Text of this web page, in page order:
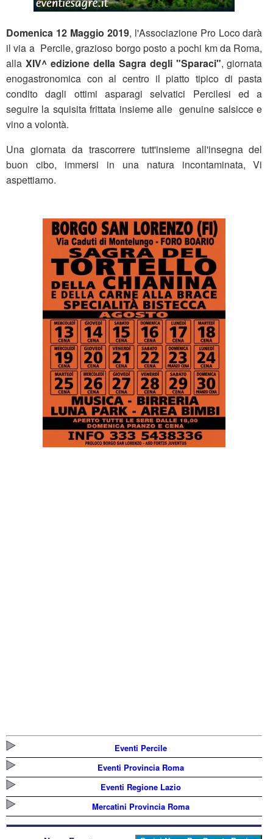
Domenica 12 Maggio 2019, l'Associazione Pro Loco darà
il via a Percile, grazioso borgo posto a pochi km da Roma,
alla XIV^ edizione della Sagra degli "Sparaci", giornata
enogastronomica con al centro il piatto tipico di pasta
condito dagli ottimi asparagi selvatici Percilesi ed a
seguire la squisita frittata insieme alle genuine salsicce e
vino a volontà.
Una giornata da trascorrere tutt'insieme all'insegna del
buon cibo, immersi in una natura incontaminata, Vi
aspettiamo.
Eventi Percile
Eventi Provincia Roma
Eventi Regione Lazio
Mercatini Provincia Roma